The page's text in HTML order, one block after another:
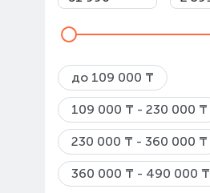
до 109 000 ₸
109 000 ₸ - 230 000 ₸
230 000 ₸ - 360 000 ₸
360 000 ₸ - 490 000 ₸